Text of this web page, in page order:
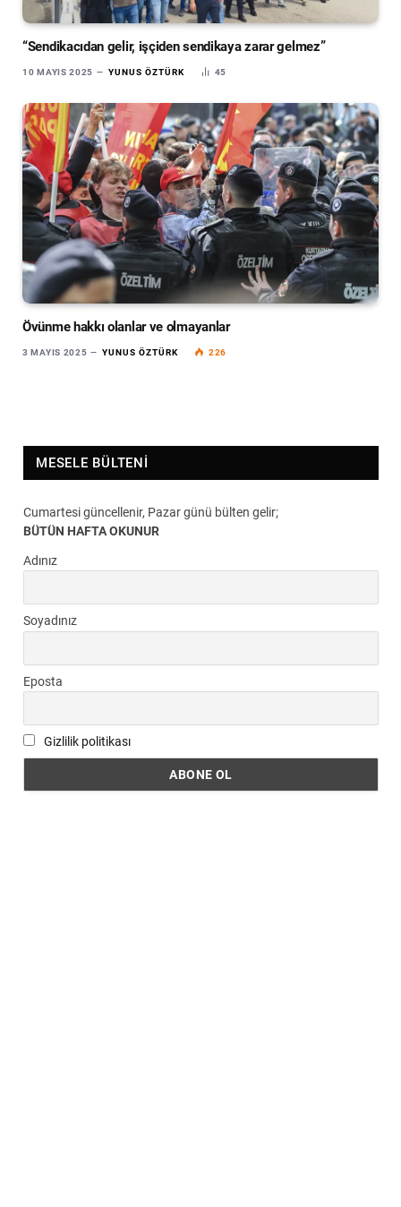
“Sendikacıdan gelir, işçiden sendikaya zarar gelmez”
10 MAYIS 2025 YUNUS ÖZTÜRK 45
Övünme hakkı olanlar ve olmayanlar
3 MAYIS 2025 YUNUS ÖZTÜRK 226
MESELE BÜLTENI
Cumartesi güncellenir, Pazar günü bülten gelir;
BÜTÜN HAFTA OKUNUR
Adınız
Soyadınız
Eposta
Gizlilik politikası